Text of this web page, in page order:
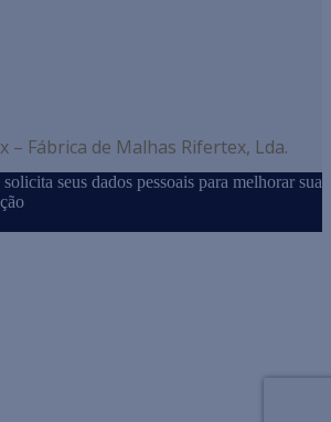
– Fábrica de Malhas Rifertex, Lda.
seus dados pessoais para melhorar sua